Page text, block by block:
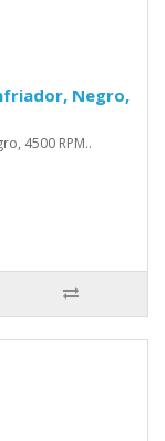
Negro,
4500 RPM..